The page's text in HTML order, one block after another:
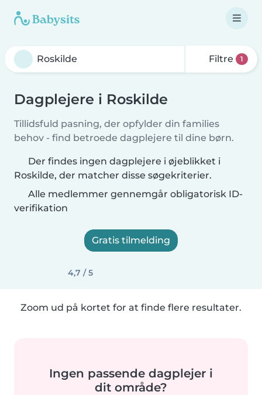
Filtre 1
Dagplejere i Roskilde
Tillidsfuld pasning, der opfylder din families
behov - find betroede dagplejere til dine børn.
Der findes ingen dagplejere i øjeblikket i
Roskilde, der matcher disse søgekriterier.
Alle medlemmer gennemgår obligatorisk ID-
verifikation
Gratis tilmelding
4,7 / 5
Zoom ud på kortet for at finde flere resultater.
Ingen passende dagplejer i
dit område?